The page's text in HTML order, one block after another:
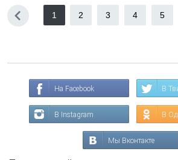
1 2 3 4 5
На Facebook В
В Instagram В
Мы Вконтакте